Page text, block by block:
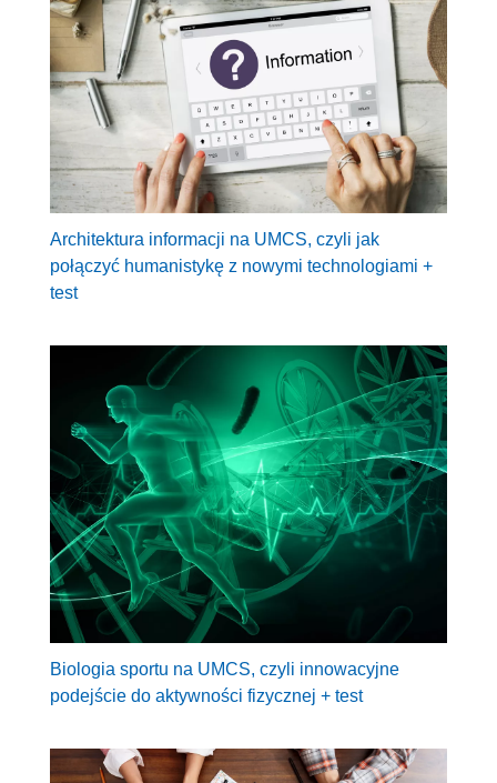
Architektura informacji na UMCS, czyli jak
połączyć humanistykę z nowymi technologiami +
test
Biologia sportu na UMCS, czyli innowacyjne
podejście do aktywności fizycznej + test